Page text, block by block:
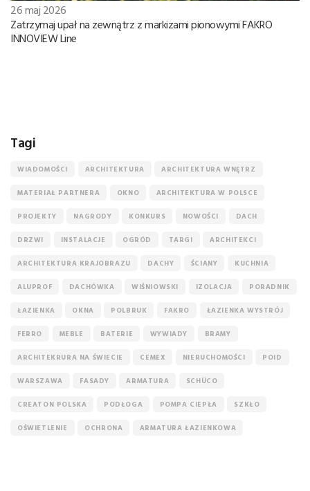
26 maj 2026
Zatrzymaj upał na zewnątrz z markizami pionowymi FAKRO
INNOVIEW Line
Tagi
WIADOMOŚCI ARCHITEKTURA ARCHITEKTURA WNĘTRZ
MATERIAŁ PARTNERA OKNO ARCHITEKTURA W POLSCE
PROJEKTY NAGRODY KONKURS NOWOŚCI DACH
DRZWI INSTALACJE OGRÓD TARGI ARCHITEKCI
ARCHITEKTURA KRAJOBRAZU DACHY ŚCIANY KUCHNIA
ALUPROF DACHÓWKA WIŚNIOWSKI IZOLACJA PORADNIK
ŁAZIENKA OKNA POLBRUK FAKRO ŁAZIENKA WYSTRÓJ
FERRO MEBLE BATERIE WYWIADY BRAMY
ARCHITEKRURA NA ŚWIECIE CEMEX NIERUCHOMOŚCI POID
WARSZAWA FASADY ARMATURA SCHÜCO
CREATON POLSKA PODŁOGA POMPA CIEPŁA SZKŁO
OŚWIETLENIE OCHRONA ARMATURA ŁAZIENKOWA